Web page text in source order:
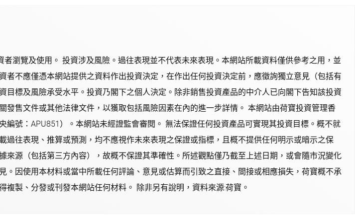
瀏覽及使用。 投資涉及風險。過往表現並不代表未來表現。本網站所載資料僅供參考之用，並
不應僅憑本網站提供之資料作出投資決定，在作出任何投資決定前，應徵詢獨立意見（包括有
標及風險承受水平。投資乃閣下之個人決定。除非銷售投資產品的中介人已向閣下告知該投資
售文件或其他法律文件，以獲取包括風險因素在內的進一步詳情。 本網站由荷寶投資管理香
號：APU851）。本網站未經證監會審閱。 無法保證任何投資產品可實現其投資目標。概不就
往表現、推算或預測，均不應視作未來表現之保證或指標，且概不提供任何明示或暗示之保
源（包括第三方內容），故概不保證其準確性。所述觀點僅乃截至上述日期，或會隨市況變化
因使用本材料或當中所載任何評論、意見或估算而引致之直接、間接或相應損失，荷寶概不承
製、分發或刊發本網站任何材料。 除非另有說明，資料來源:荷寶。